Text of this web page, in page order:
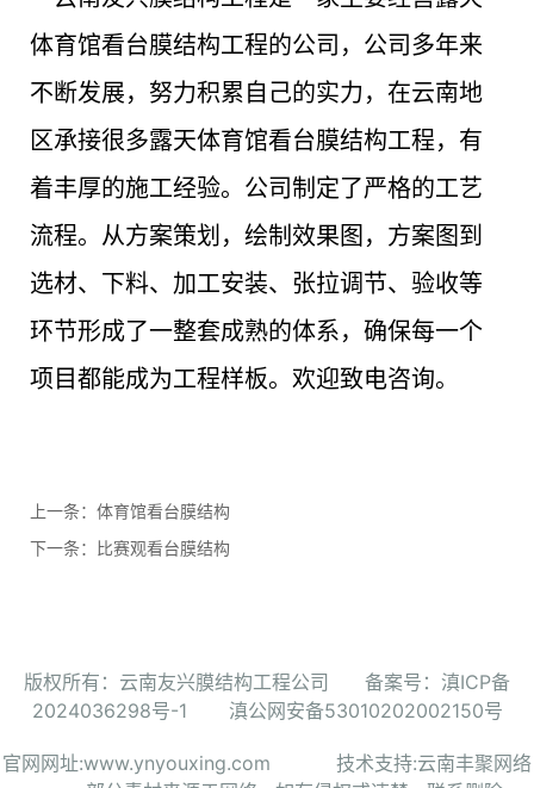
体育馆看台膜结构工程的公司，公司多年来
不断发展，努力积累自己的实力，在云南地
区承接很多露天体育馆看台膜结构工程，有
着丰厚的施工经验。公司制定了严格的工艺
流程。从方案策划，绘制效果图，方案图到
选材、下料、加工安装、张拉调节、验收等
环节形成了一整套成熟的体系，确保每一个
项目都能成为工程样板。欢迎致电咨询。
上一条： 体育馆看台膜结构
下一条：
比赛观看台膜结构
版权所有：云南友兴膜结构工程公司
备案号：滇ICP备
2024036298号-1
滇公网安备53010202002150号
官网网址:www.ynyouxing.com 技术支持:云南丰聚网络